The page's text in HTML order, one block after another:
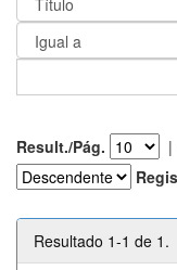
Result./Pág. |
Resultado 1-1 de 1.